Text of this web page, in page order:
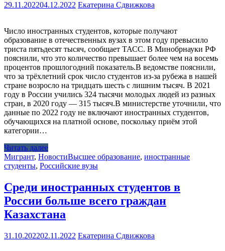
29.11.202204.12.2022 Екатерина Сдвижкова
Число иностранных студентов, которые получают
образование в отечественных вузах в этом году превысило
триста пятьдесят тысяч, сообщает ТАСС. В Минобрнауки РФ
пояснили, что это количество превышает более чем на восемь
процентов прошлогодний показатель.В ведомстве пояснили,
что за трёхлетний срок число студентов из-за рубежа в нашей
стране возросло на тридцать шесть с лишним тысяч. В 2021
году в России учились 324 тысячи молодых людей из разных
стран, в 2020 году — 315 тысяч.В министерстве уточнили, что
данные по 2022 году не включают иностранных студентов,
обучающихся на платной основе, поскольку приём этой
категории…
Читать далее
Мигрант, НовостиВысшее образование, иностранные
студенты, Российские вузы
Среди иностранных студентов в
России больше всего граждан
Казахстана
31.10.202202.11.2022 Екатерина Сдвижкова